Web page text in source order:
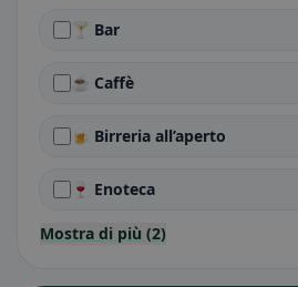
🍸 Bar
☕ Caffè
🍺 Birreria all’aperto
🍷 Enoteca
Mostra di più (2)